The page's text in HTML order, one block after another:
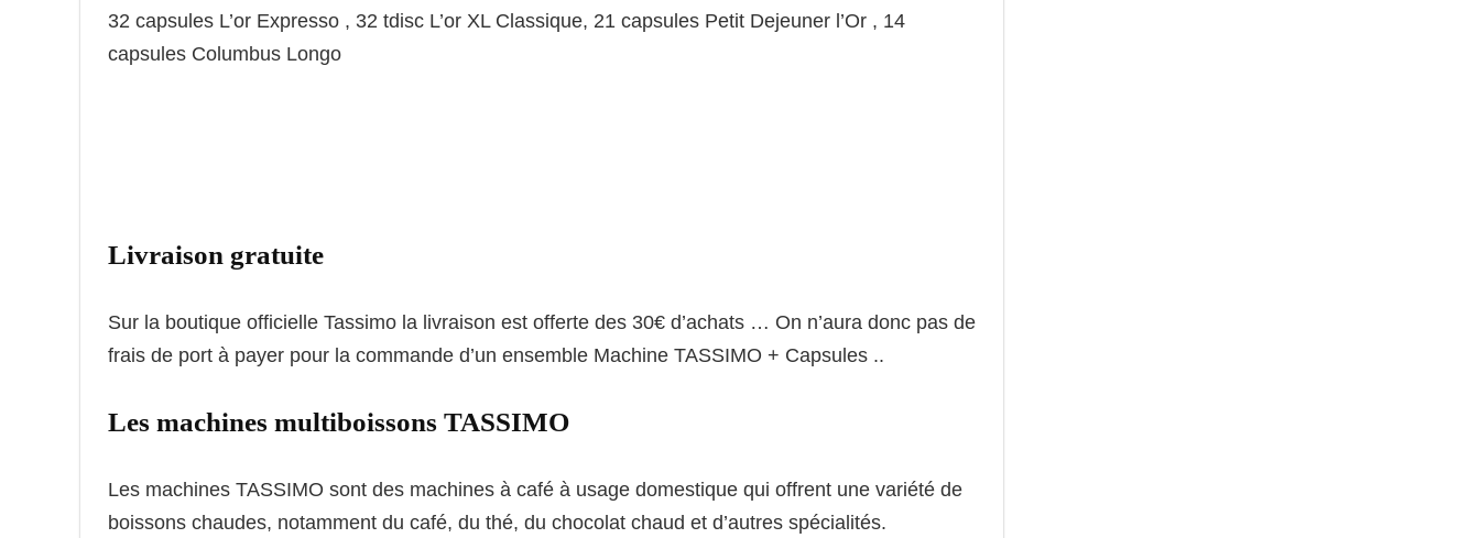
32 capsules L’or Expresso , 32 tdisc L’or XL Classique, 21 capsules Petit Dejeuner l’Or , 14
capsules Columbus Longo
Livraison gratuite
Sur la boutique officielle Tassimo la livraison est offerte des 30€ d’achats … On n’aura donc pas de
frais de port à payer pour la commande d’un ensemble Machine TASSIMO + Capsules ..
Les machines multiboissons TASSIMO
Les machines TASSIMO sont des machines à café à usage domestique qui offrent une variété de
boissons chaudes, notamment du café, du thé, du chocolat chaud et d’autres spécialités.